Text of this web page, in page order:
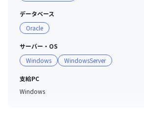
データベース
Oracle
サーバー・OS
Windows
WindowsServer
支給PC
Windows